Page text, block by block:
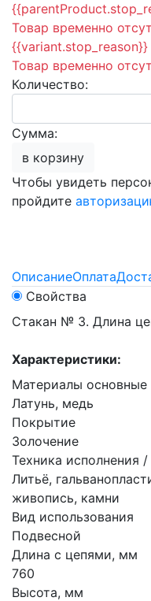
Товар временно
{{variant.stop_reason}}
Товар временно
Количество:
Сумма:
в корзину
Чтобы увидеть
пройдите
ОписаниеОплата
Свойства
Стакан № 3. Длина
Характеристики:
Материалы основные
Латунь, медь
Покрытие
Золочение
Техника исполнения /
Литьё,
живопись, камни
Вид использования
Подвесной
Длина с цепями, мм
760
Высота, мм